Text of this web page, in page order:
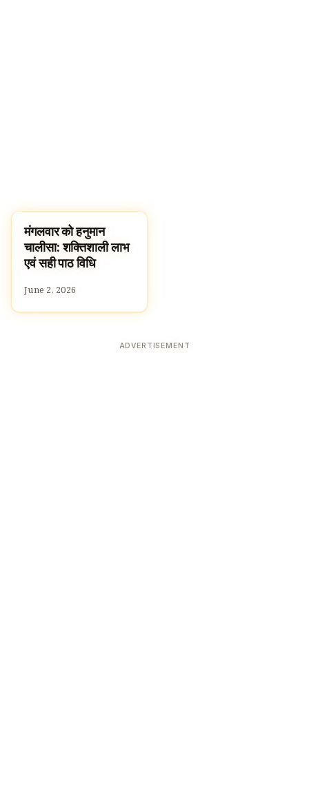
पूजा, श्लोक और मंत्र
मंगलवार को हनुमान
चालीसा: शक्तिशाली लाभ
एवं सही पाठ विधि
June 2, 2026
ADVERTISEMENT